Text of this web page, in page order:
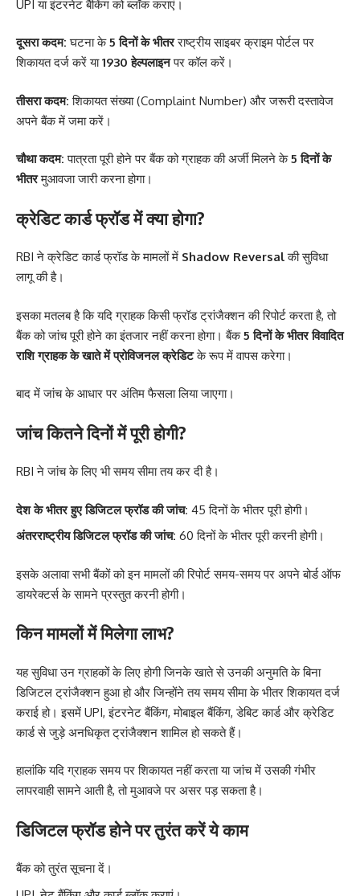
UPI या इंटरनेट बैंकिंग को ब्लॉक कराएं।
दूसरा कदम: घटना के5 दिनों के भीतरराष्ट्रीय साइबर क्राइम पोर्टल पर
शिकायत दर्ज करें या1930 हेल्पलाइनपर कॉल करें।
तीसरा कदम: शिकायत संख्या (Complaint Number) और जरूरी दस्तावेज
अपने बैंक में जमा करें।
चौथा कदम: पात्रता पूरी होने पर बैंक को ग्राहक की अर्जी मिलने के5 दिनों के
भीतरमुआवजा जारी करना होगा।
क्रेडिट कार्ड फ्रॉड में क्या होगा?
RBI ने क्रेडिट कार्ड फ्रॉड के मामलों में Shadow Reversalकी सुविधा
लागू की है।
इसका मतलब है कि यदि ग्राहक किसी फ्रॉड ट्रांजैक्शन की रिपोर्ट करता है, तो
बैंक को जांच पूरी होने का इंतजार नहीं करना होगा। बैंक5 दिनों के भीतर विवादित
राशि ग्राहक के खाते में प्रोविजनल क्रेडिटके रूप में वापस करेगा।
बाद में जांच के आधार पर अंतिम फैसला लिया जाएगा।
जांच कितने दिनों में पूरी होगी?
RBI ने जांच के लिए भी समय सीमा तय कर दी है।
देश के भीतर हुए डिजिटल फ्रॉड की जांच: 45 दिनों के भीतर पूरी होगी।
अंतरराष्ट्रीय डिजिटल फ्रॉड की जांच: 60 दिनों के भीतर पूरी करनी होगी।
इसके अलावा सभी बैंकों को इन मामलों की रिपोर्ट समय-समय पर अपने बोर्ड ऑफ
डायरेक्टर्स के सामने प्रस्तुत करनी होगी।
किन मामलों में मिलेगा लाभ?
यह सुविधा उन ग्राहकों के लिए होगी जिनके खाते से उनकी अनुमति के बिना
डिजिटल ट्रांजैक्शन हुआ हो और जिन्होंने तय समय सीमा के भीतर शिकायत दर्ज
कराई हो। इसमें UPI, इंटरनेट बैंकिंग, मोबाइल बैंकिंग, डेबिट कार्ड और क्रेडिट
कार्ड से जुड़े अनधिकृत ट्रांजैक्शन शामिल हो सकते हैं।
हालांकि यदि ग्राहक समय पर शिकायत नहीं करता या जांच में उसकी गंभीर
लापरवाही सामने आती है, तो मुआवजे पर असर पड़ सकता है।
डिजिटल फ्रॉड होने पर तुरंत करें ये काम
बैंक को तुरंत सूचना दें।